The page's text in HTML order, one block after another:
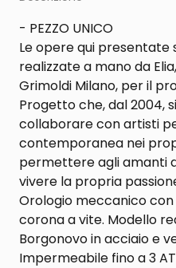
- PEZZO UNICO
Le opere qui
realizzate a mano da
Grimoldi Milano, per il
Progetto che, dal 2004,
collaborare con artisti
contemporanea nei
permettere agli amanti
vivere la propria
Orologio meccanico
corona a vite. Modello
Borgonovo in acciaio e
Impermeabile fino a 3